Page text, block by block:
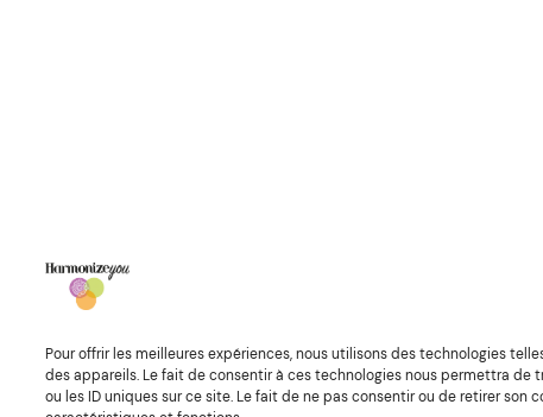
Pour offrir les meilleures expériences, nous utilisons des technologies
des appareils. Le fait de consentir à ces technologies nous permettra
ou les ID uniques sur ce site. Le fait de ne pas consentir ou de retirer
Faire un don pour soutenir mon travai
l’accompagnement holistique et les
Praticien de santé. Seul votre médecin généraliste ou
qui en découle.